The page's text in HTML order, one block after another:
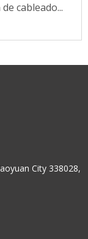
cableado...
City 338028,